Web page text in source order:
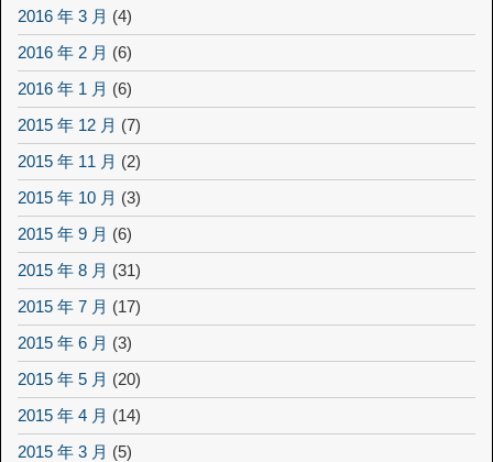
2016 年 3 月 (4)
2016 年 2 月 (6)
2016 年 1 月 (6)
2015 年 12 月 (7)
2015 年 11 月 (2)
2015 年 10 月 (3)
2015 年 9 月 (6)
2015 年 8 月 (31)
2015 年 7 月 (17)
2015 年 6 月 (3)
2015 年 5 月 (20)
2015 年 4 月 (14)
2015 年 3 月 (5)